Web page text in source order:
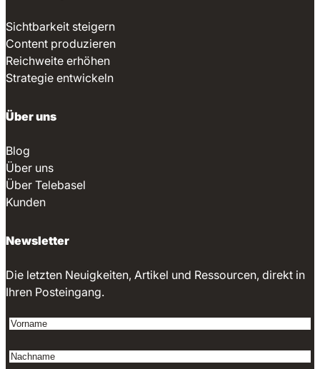
Sichtbarkeit steigern
Content produzieren
Reichweite erhöhen
Strategie entwickeln
Über uns
Blog
Über uns
Über Telebasel
Kunden
Newsletter
Die letzten Neuigkeiten, Artikel und Ressourcen, direkt in
Ihren Posteingang.